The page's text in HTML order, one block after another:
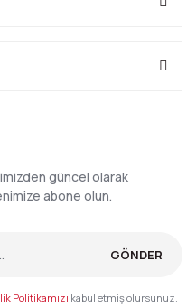
güncel olarak
abone olun.
GÖNDER
Politikamızı kabul etmiş olursunuz.